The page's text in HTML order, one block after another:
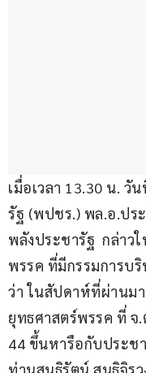
เมื่อเวลา 13.30 น. วั
รัฐ (พปชร.) พล.อ.ปร
พลังประชารัฐ  กล่าว
พรรค ที่มีกรรมการบ
ว่า ในสัปดาห์ที่ผ่านม
ยุทธศาสตร์พรรค ที่ จ.
44 ขึ้นหารือกับประ